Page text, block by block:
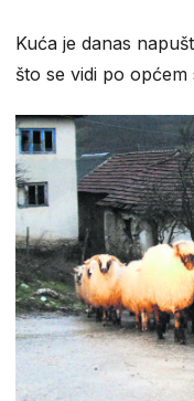
Kuća je danas
što se vidi po općem